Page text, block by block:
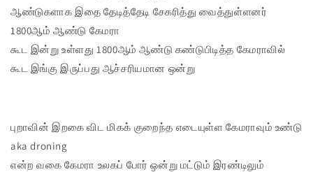
ஆண்டுகளாக இதை தேடித்தேடி சேகரித்து வைத்துள்ளனர்
1800ஆம் ஆண்டு கேமரா
கூட இன்று உள்ளது 1800ஆம் ஆண்டு கண்டுபிடித்த கேமராவில்
கூட இங்கு இருப்பது ஆச்சரியமான ஒன்று
புறாவின் இறகை விட மிகக் குறைந்த எடையுள்ள கேமராவும் உண்டு
aka droning
என்ற வகை கேமரா உலகப் போர் ஒன்று மட்டும் இரண்டிலும்